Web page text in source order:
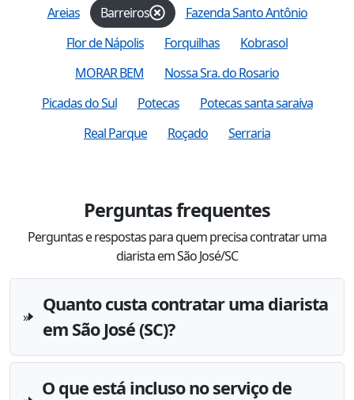
Areias Barreiros
Fazenda Santo Antônio
Flor de Nápolis
Forquilhas
Kobrasol
MORAR BEM
Nossa Sra. do Rosario
Picadas do Sul
Potecas
Potecas santa saraiva
Real Parque
Roçado Serraria
Perguntas frequentes
Perguntas e respostas para quem precisa contratar uma
diarista em São José/SC
Quanto custa contratar uma diarista
em São José (SC)?
O que está incluso no serviço de